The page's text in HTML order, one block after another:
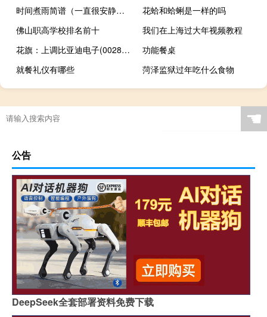
时间煮雨简谱（一直很安静简谱）
花蛤和蛤蜊是一样的吗
佛山职高学校排名前十
我们在上海过大年视频教程
花旗：上调比亚迪电子(00285.HK)目标价至42港元评级买入
功能餐桌
就餐礼仪有哪些
菏泽监狱过年吃什么食物
☚
公告
DeepSeek全套部署资料免费下载